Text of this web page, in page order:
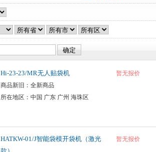
Hi-23-23/MR无人贴袋机
商品新旧：全新商品
所在地区：中国 广东 广州 海珠区
暂无报价
HATKW-01/J智能袋模开袋机（激光
暂无报价